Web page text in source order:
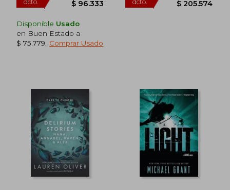
6%
dcto.
$ 107.000
$ 100.580
45%
dcto.
Disponible Usado
en Buen Estado a
$ 75.779
Comprar Usado